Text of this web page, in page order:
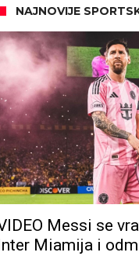
NAJNOVIJE
Messi se
Miamija i